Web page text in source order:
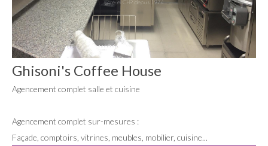
Ghisoni's Coffee House
Agencement complet salle et cuisine
Agencement complet sur-mesures :
Façade, comptoirs, vitrines, meubles, mobilier, cuisine...